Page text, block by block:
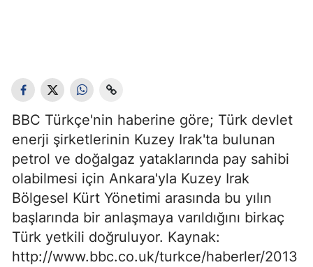
BBC Türkçe'nin haberine göre; Türk devlet
enerji şirketlerinin Kuzey Irak'ta bulunan
petrol ve doğalgaz yataklarında pay sahibi
olabilmesi için Ankara'yla Kuzey Irak
Bölgesel Kürt Yönetimi arasında bu yılın
başlarında bir anlaşmaya varıldığını birkaç
Türk yetkili doğruluyor. Kaynak:
http://www.bbc.co.uk/turkce/haberler/2013